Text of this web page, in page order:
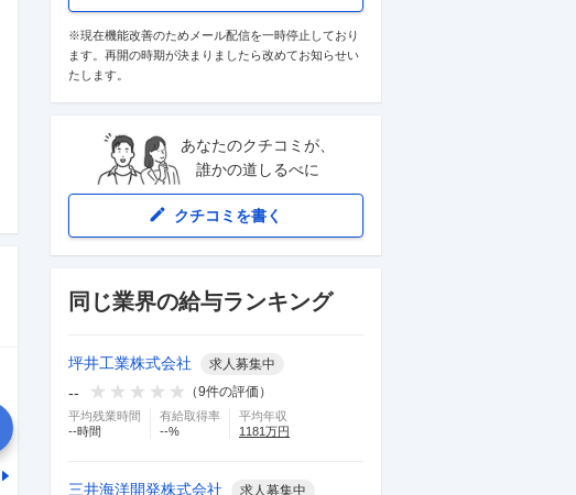
第一三共株式会社
4.4
※現在機能改善のためメール配信を一時停止しており
ます。再開の時期が決まりましたら改めてお知らせい
たします。
あなたのクチコミが、
誰かの道しるべに
クチコミを書く
同じ業界の給与ランキング
坪井工業株式会社 求人募集中
-- （9件の評価）
平均残業時間
--時間
有給取得率
--%
平均年収
1181万円
三井海洋開発株式会社 求人募集中